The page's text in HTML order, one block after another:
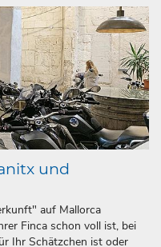
und
auf Mallorca
Finca schon voll ist, bei
Ihr Schätzchen ist oder